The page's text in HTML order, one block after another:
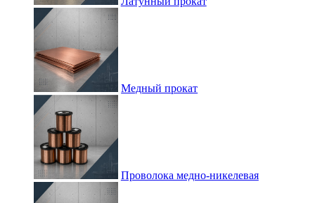
Медный прокат
Проволока медно-никелевая